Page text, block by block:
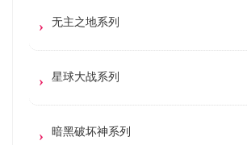
无主之地系列
星球大战系列
暗黑破坏神系列